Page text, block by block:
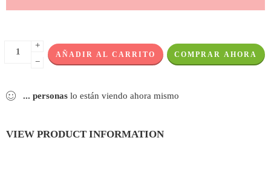
+
−
AÑADIR AL CARRITO COMPRAR AHORA
... personas lo están viendo ahora mismo
VIEW PRODUCT INFORMATION